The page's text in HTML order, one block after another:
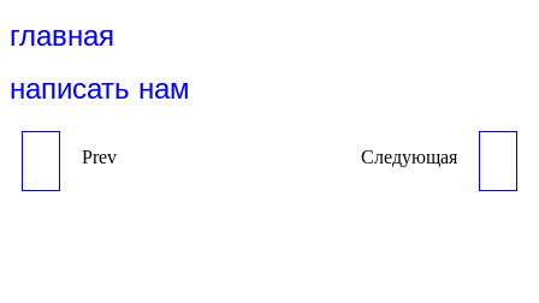
главная
написать нам
Prev АЭРОЛОДКА WRMAERO
Следующая